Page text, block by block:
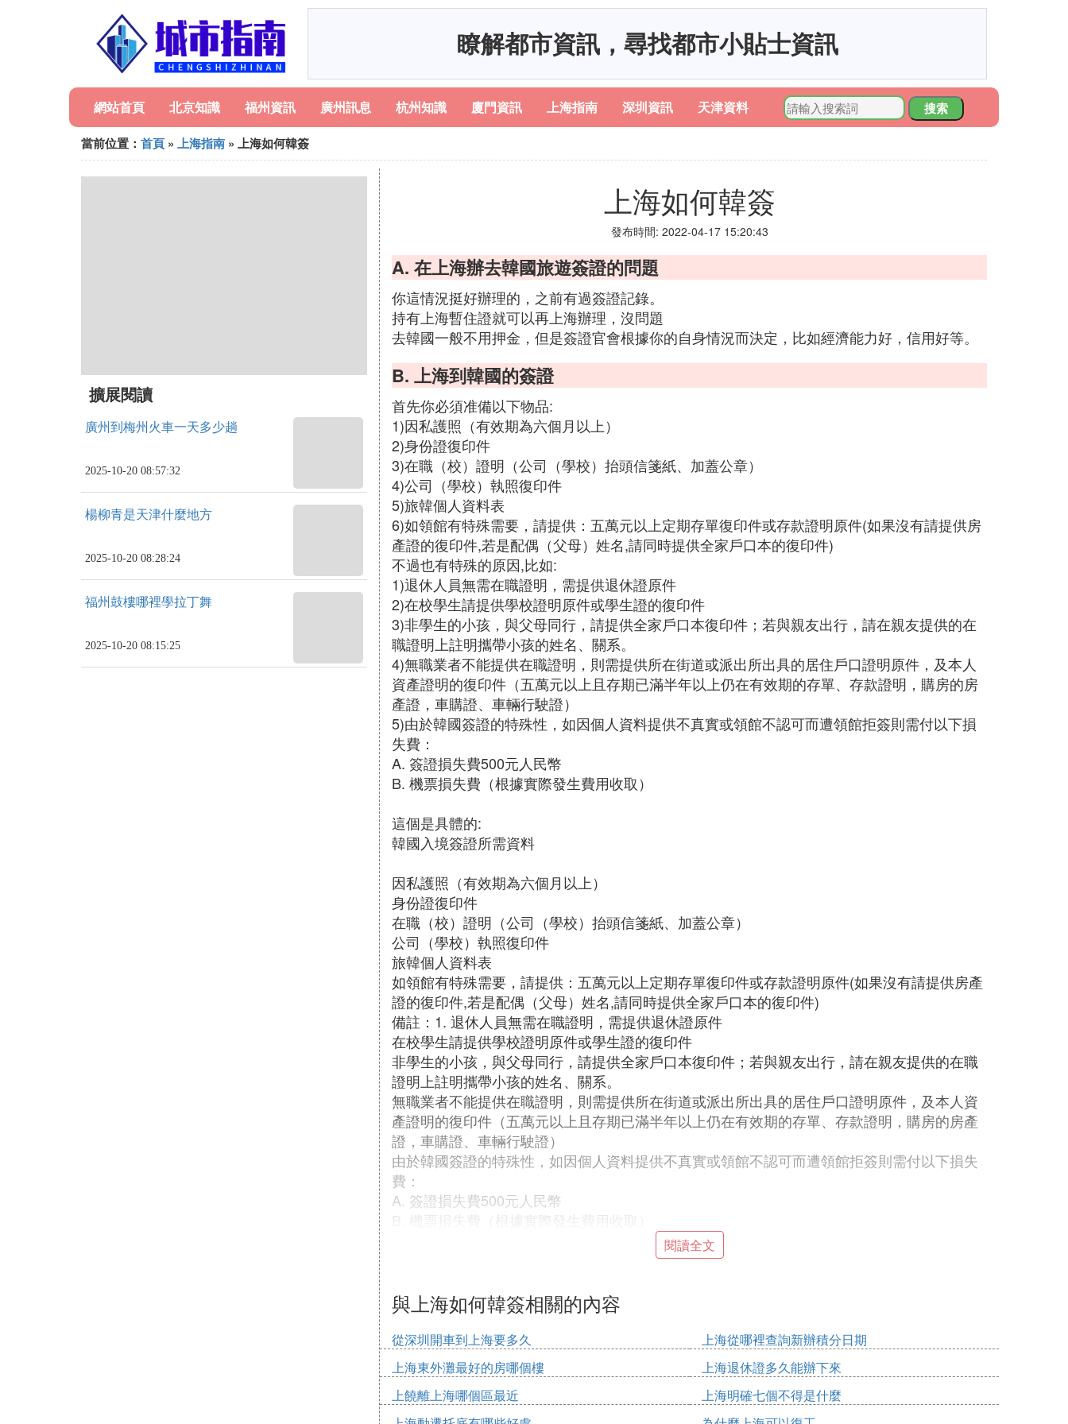
瞭解都市資訊，尋找都市小貼士資訊
網站首頁 北京知識 福州資訊 廣州訊息 杭州知識 廈門資訊 上海指南 深圳資訊 天津資料
搜索
當前位置： 首頁 » 上海指南 » 上海如何韓簽
擴展閱讀
廣州到梅州火車一天多少趟
2025-10-20 08:57:32
楊柳青是天津什麼地方
2025-10-20 08:28:24
福州鼓樓哪裡學拉丁舞
2025-10-20 08:15:25
上海如何韓簽
發布時間: 2022-04-17 15:20:43
A. 在上海辦去韓國旅遊簽證的問題
你這情況挺好辦理的，之前有過簽證記錄。
持有上海暫住證就可以再上海辦理，沒問題
去韓國一般不用押金，但是簽證官會根據你的自身情況而決定，比如經濟能力好，信用好等。
B. 上海到韓國的簽證
首先你必須准備以下物品:
1)因私護照（有效期為六個月以上）
2)身份證復印件
3)在職（校）證明（公司（學校）抬頭信箋紙、加蓋公章）
4)公司（學校）執照復印件
5)旅韓個人資料表
6)如領館有特殊需要，請提供：五萬元以上定期存單復印件或存款證明原件(如果沒有請提供房
產證的復印件,若是配偶（父母）姓名,請同時提供全家戶口本的復印件)
不過也有特殊的原因,比如:
1)退休人員無需在職證明，需提供退休證原件
2)在校學生請提供學校證明原件或學生證的復印件
3)非學生的小孩，與父母同行，請提供全家戶口本復印件；若與親友出行，請在親友提供的在
職證明上註明攜帶小孩的姓名、關系。
4)無職業者不能提供在職證明，則需提供所在街道或派出所出具的居住戶口證明原件，及本人
資產證明的復印件（五萬元以上且存期已滿半年以上仍在有效期的存單、存款證明，購房的房
產證，車購證、車輛行駛證）
5)由於韓國簽證的特殊性，如因個人資料提供不真實或領館不認可而遭領館拒簽則需付以下損
失費：
A. 簽證損失費500元人民幣
B. 機票損失費（根據實際發生費用收取）
這個是具體的:
韓國入境簽證所需資料
因私護照（有效期為六個月以上）
身份證復印件
在職（校）證明（公司（學校）抬頭信箋紙、加蓋公章）
公司（學校）執照復印件
旅韓個人資料表
如領館有特殊需要，請提供：五萬元以上定期存單復印件或存款證明原件(如果沒有請提供房產
證的復印件,若是配偶（父母）姓名,請同時提供全家戶口本的復印件)
備註：1. 退休人員無需在職證明，需提供退休證原件
在校學生請提供學校證明原件或學生證的復印件
非學生的小孩，與父母同行，請提供全家戶口本復印件；若與親友出行，請在親友提供的在職
證明上註明攜帶小孩的姓名、關系。
無職業者不能提供在職證明，則需提供所在街道或派出所出具的居住戶口證明原件，及本人資
產證明的復印件（五萬元以上且存期已滿半年以上仍在有效期的存單、存款證明，購房的房產
證，車購證、車輛行駛證）
由於韓國簽證的特殊性，如因個人資料提供不真實或領館不認可而遭領館拒簽則需付以下損失
費：
A. 簽證損失費500元人民幣
B. 機票損失費（根據實際發生費用收取）
證明信
XXX先生（女士）是我公司（校）職員（學生），工齡（學年）XX年，在本公司（學校）工作
（學習）X年，擔任XX職務，在本公司（校）沒有任何經濟問題，政治問題和債務，這次自費
要求申請韓國暫住簽證，我公司（校）保證XXX遵守國家法律，隨有關人員出入境，並保留其
在公司（校）的職位（學位）。
特此證明！
閱讀全文
與上海如何韓簽相關的內容
從深圳開車到上海要多久
上海從哪裡查詢新辦積分日期
上海東外灘最好的房哪個樓
上海退休證多久能辦下來
上饒離上海哪個區最近
上海明確七個不得是什麼